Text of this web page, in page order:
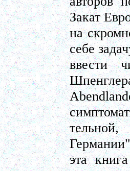
Закат
на
себе
ввести
эта